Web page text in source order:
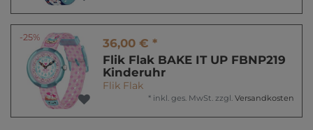
-25%
36,00 € *
Flik Flak BAKE IT UP FBNP219
Kinderuhr
Flik Flak
* inkl. ges. MwSt. zzgl. Versandkosten